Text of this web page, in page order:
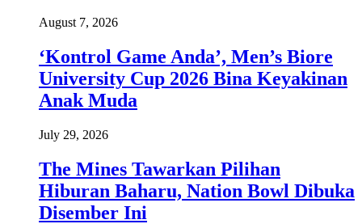
August 7, 2026
‘Kontrol Game Anda’, Men’s Biore
University Cup 2026 Bina Keyakinan
Anak Muda
July 29, 2026
The Mines Tawarkan Pilihan
Hiburan Baharu, Nation Bowl Dibuka
Disember Ini